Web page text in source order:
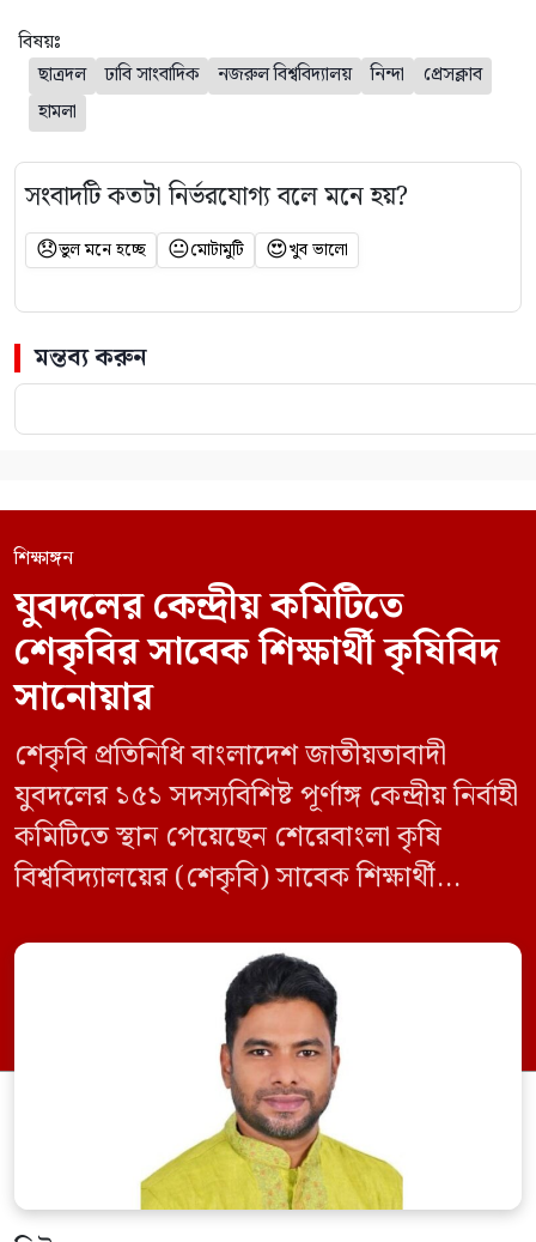
বিষয়ঃ
ছাত্রদল
ঢাবি সাংবাদিক নজরুল বিশ্ববিদ্যালয় নিন্দা
প্রেসক্লাব
হামলা
সংবাদটি কতটা নির্ভরযোগ্য বলে মনে হয়?
😞ভুল মনে হচ্ছে 😐মোটামুটি 😍খুব ভালো
মন্তব্য করুন
শিক্ষাঙ্গন
যুবদলের কেন্দ্রীয় কমিটিতে
শেকৃবির সাবেক শিক্ষার্থী কৃষিবিদ
সানোয়ার
শেকৃবি প্রতিনিধি বাংলাদেশ জাতীয়তাবাদী
যুবদলের ১৫১ সদস্যবিশিষ্ট পূর্ণাঙ্গ কেন্দ্রীয় নির্বাহী
কমিটিতে স্থান পেয়েছেন শেরেবাংলা কৃষি
বিশ্ববিদ্যালয়ের (শেকৃবি) সাবেক শিক্ষার্থী
তাকে কেন্দ্রীয় কৃষি বিষয়ক সম্পাদক হিসেবে
দায়িত্ব দেওয়া হয়েছে। বৃহস্পতিবার বিএনপির
সিনিয়র যুগ্ম মহাসচিব রুহুল কবির রিজভী
স্বাক্ষরিত এক বিজ্ঞপ্তিতে নতুন কমিটির
অনুমোদনের বিষয়টি জানানো হয়। কমিটিতে
আব্দুল মোনায়েম মুন্নাকে সভাপতি […]